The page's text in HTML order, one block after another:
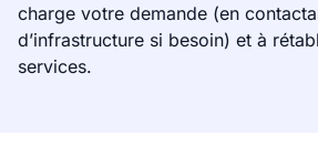
charge votre demande (en
d’infrastructure si besoin) et à
services.